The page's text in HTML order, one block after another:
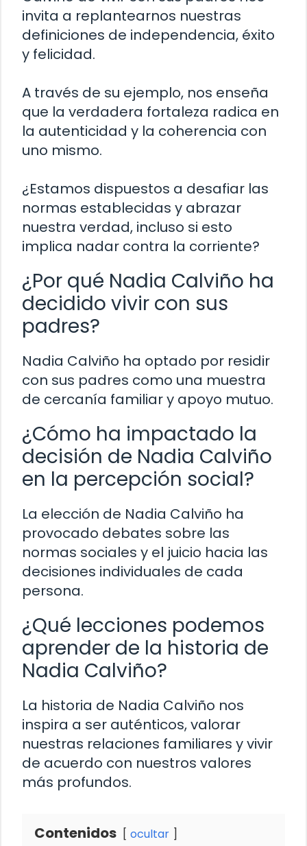
invita a replantearnos nuestras
definiciones de independencia, éxito
y felicidad.
A través de su ejemplo, nos enseña
que la verdadera fortaleza radica en
la autenticidad y la coherencia con
uno mismo.
¿Estamos dispuestos a desafiar las
normas establecidas y abrazar
nuestra verdad, incluso si esto
implica nadar contra la corriente?
¿Por qué Nadia Calviño ha
decidido vivir con sus
padres?
Nadia Calviño ha optado por residir
con sus padres como una muestra
de cercanía familiar y apoyo mutuo.
¿Cómo ha impactado la
decisión de Nadia Calviño
en la percepción social?
La elección de Nadia Calviño ha
provocado debates sobre las
normas sociales y el juicio hacia las
decisiones individuales de cada
persona.
¿Qué lecciones podemos
aprender de la historia de
Nadia Calviño?
La historia de Nadia Calviño nos
inspira a ser auténticos, valorar
nuestras relaciones familiares y vivir
de acuerdo con nuestros valores
más profundos.
Contenidos ocultar